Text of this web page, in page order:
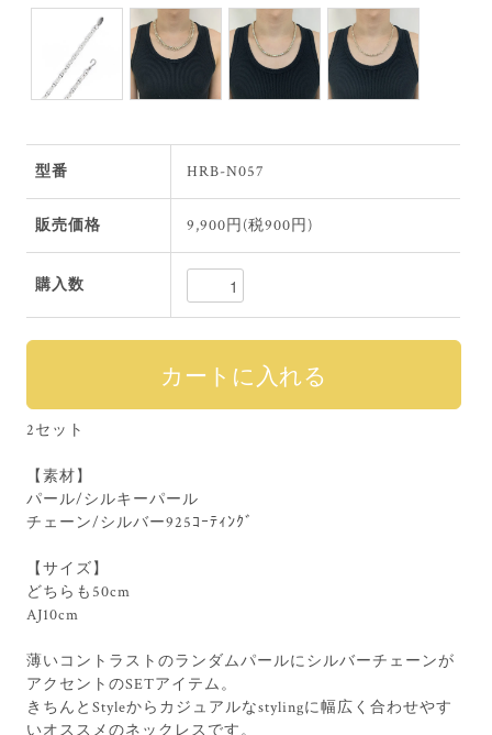
型番 HRB-N057
販売価格 9,900円(税900円)
購入数
2セット
【素材】
パール/シルキーパール
チェーン/シルバー925ｺｰﾃｨﾝｸﾞ
【サイズ】
どちらも50cm
AJ10cm
薄いコントラストのランダムパールにシルバーチェーンが
アクセントのSETアイテム。
きちんとStyleからカジュアルなstylingに幅広く合わせやす
いオススメのネックレスです。